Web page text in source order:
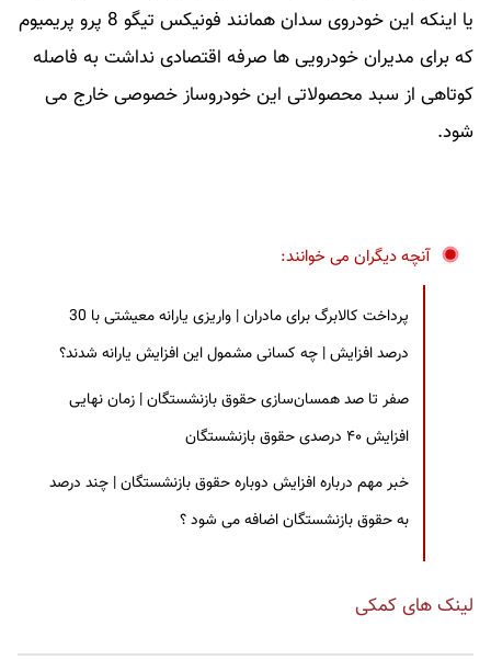
یا اینکه این خودروی سدان همانند فونیکس تیگو 8 پرو پریمیوم
که برای مدیران خودرویی ها صرفه اقتصادی نداشت به فاصله
کوتاهی از سبد محصولاتی این خودروساز خصوصی خارج می
شود.
آنچه دیگران می خوانند:
پرداخت کالابرگ برای مادران | واریزی یارانه معیشتی با 30
درصد افزایش | چه کسانی مشمول این افزایش یارانه شدند؟
صفر تا صد همسان‌سازی حقوق بازنشستگان | زمان نهایی
افزایش ۴۰ درصدی حقوق بازنشستگان
خبر مهم درباره افزایش دوباره حقوق بازنشستگان | چند درصد
به حقوق بازنشستگان اضافه می شود ؟
لینک های کمکی